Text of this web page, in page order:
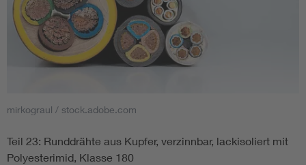
Industry
Living
Mobility
Smart Cities
mirkograul / stock.adobe.com
Teil 23: Runddrähte aus Kupfer, verzinnbar, lackisoliert mit
Polyesterimid, Klasse 180